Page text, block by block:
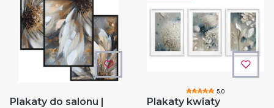
Plakaty do salonu |
5.0
Plakaty kwiaty